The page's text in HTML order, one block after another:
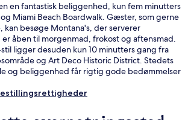
en fantastisk beliggenhed, kun fem minutters
Miami Beach Boardwalk. Gæster, som gerne
kan besøge Montana's, der serverer
åben til morgenmad, frokost og aftensmad.
ligger desuden kun 10 minutters gang fra
og Art Deco Historic District. Stedets
og beliggenhed får rigtig gode bedømmelser